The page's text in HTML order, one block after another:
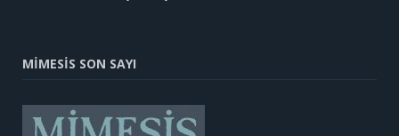
MİMESİS SON SAYI